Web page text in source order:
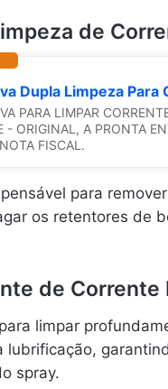
de
PARA LIMPAR
- ORIGINAL, A PRONTA
FISCAL.
para
os retentores de
de Corrente
limpar
lubrificação,
spray.